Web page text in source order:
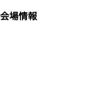
会場情報